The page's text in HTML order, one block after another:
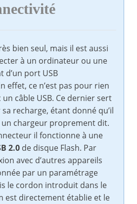
bien seul, mais il est aussi
à un ordinateur ou une
d’un port USB
effet, ce n’est pas pour rien
un câble USB. Ce dernier sert
recharge, étant donné qu’il
un chargeur proprement dit.
il fonctionne à une
2.0 de disque Flash. Par
avec d’autres appareils
par un paramétrage
le cordon introduit dans le
est directement établie et le